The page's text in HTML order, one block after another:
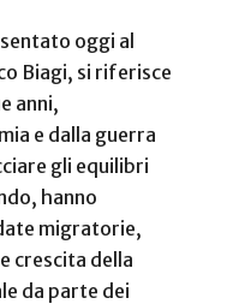
oggi al
Biagi, si riferisce
anni,
e dalla guerra
gli equilibri
hanno
migratorie,
crescita della
da parte dei